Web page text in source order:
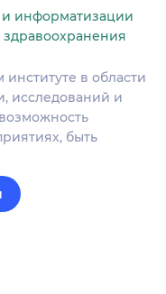
информатизации
в области
исследований и
быть